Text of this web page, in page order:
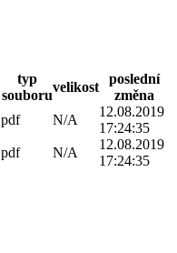
typ
souboru
velikost
poslední
změna
pdf N/A
12.08.2019
17:24:35
pdf N/A
12.08.2019
17:24:35